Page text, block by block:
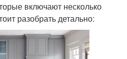
включают несколько
разобрать детально: